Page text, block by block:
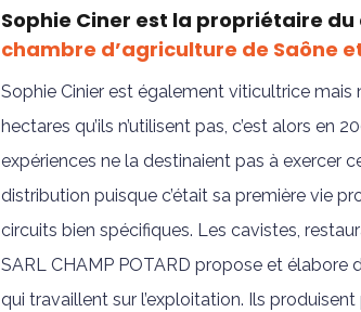
Sophie Ciner est la propriétaire
chambre d’agriculture de Saône
Sophie Cinier est également viticultrice mais
hectares qu’ils n’utilisent pas, c’est alors
expériences ne la destinaient pas à exercer
distribution puisque c’était sa première vie
circuits bien spécifiques. Les cavistes,
SARL CHAMP POTARD propose et
qui travaillent sur l’exploitation. Ils